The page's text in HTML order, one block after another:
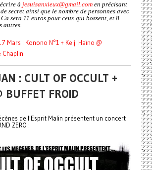
à jesuisanxieux@gmail.comen précisant
secret ainsi que le nombre de personnes avec
sera 11 euros pour ceux qui bossent, et 8
autres.
Mars : Konono N°1 + Keiji Haïno @
Chaplin
: CULT OF OCCULT +
BUFFET FROID
de l'Esprit Malin présentent un concert
ZERO :